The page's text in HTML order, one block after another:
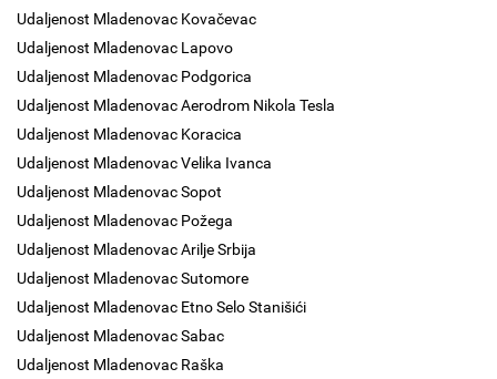
Udaljenost Mladenovac Kovačevac
Udaljenost Mladenovac Lapovo
Udaljenost Mladenovac Podgorica
Udaljenost Mladenovac Aerodrom Nikola Tesla
Udaljenost Mladenovac Koracica
Udaljenost Mladenovac Velika Ivanca
Udaljenost Mladenovac Sopot
Udaljenost Mladenovac Požega
Udaljenost Mladenovac Arilje Srbija
Udaljenost Mladenovac Sutomore
Udaljenost Mladenovac Etno Selo Stanišići
Udaljenost Mladenovac Sabac
Udaljenost Mladenovac Raška